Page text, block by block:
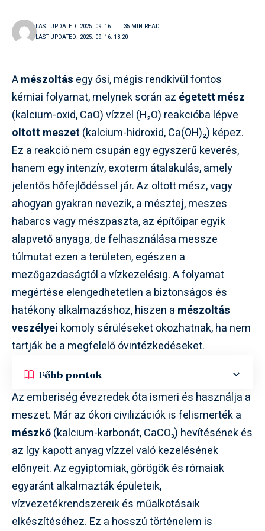
LAST UPDATED: 2025. 09. 16. 18:20
LAST UPDATED: 2025. 09. 16. 35 MIN READ
Amészoltás egy ősi, mégis rendkívül fontos
kémiai folyamat, melynek során az égetett mész
(kalcium-oxid, CaO) vízzel (H₂O) reakcióba lépve
oltott meszet (kalcium-hidroxid, Ca(OH)₂) képez.
Ez a reakció nem csupán egy egyszerű keverés,
hanem egy intenzív, exoterm átalakulás, amely
jelentős hőfejlődéssel jár. Az oltott mész, vagy
ahogyan gyakran nevezik, a mésztej, meszes
habarcs vagy mészpaszta, az építőipar egyik
alapvető anyaga, de felhasználása messze
túlmutat ezen a területen, egészen a
mezőgazdaságtól a vízkezelésig. A folyamat
megértése elengedhetetlen a biztonságos és
hatékony alkalmazáshoz, hiszen a mészoltás
veszélyei komoly sérüléseket okozhatnak, ha nem
tartják be a megfelelő óvintézkedéseket.
Főbb pontok
Az emberiség évezredek óta ismeri és használja a
meszet. Már az ókori civilizációk is felismerték a
mészkő(kalcium-karbonát, CaCO₃) hevítésének és
az így kapott anyag vízzel való kezelésének
előnyeit. Az egyiptomiak, görögök és rómaiak
egyaránt alkalmazták épületeik,
vízvezetékrendszereik és műalkotásaik
elkészítéséhez. Ez a hosszú történelem is